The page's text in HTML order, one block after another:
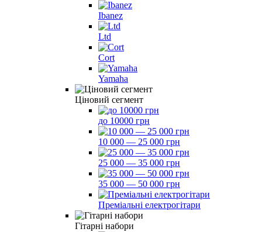
Ibanez
Ltd
Cort
Yamaha
Ціновий сегмент
до 10000 грн
10 000 — 25 000 грн
25 000 — 35 000 грн
35 000 — 50 000 грн
Преміальні електрогітари
Гітарні набори